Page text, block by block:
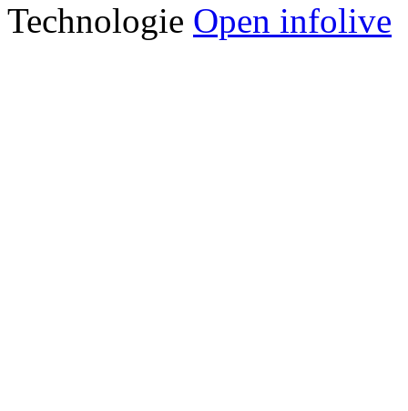
Technologie Open infolive